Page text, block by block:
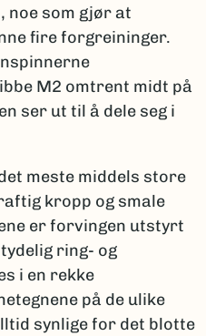
noe som gjør at
fire forgreininger.
M2 omtrent midt på
ser ut til å dele seg i
meste middels store
kropp og smale
er forvingen utstyrt
ring- og
i en rekke
på de ulike
synlige for det blotte